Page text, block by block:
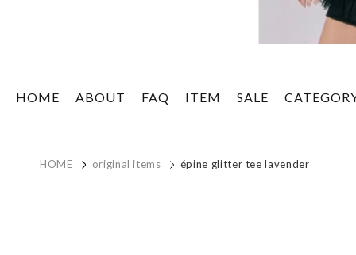
HOME ABOUT FAQ ITEM SALE
HOME original items épine glitter tee lavender